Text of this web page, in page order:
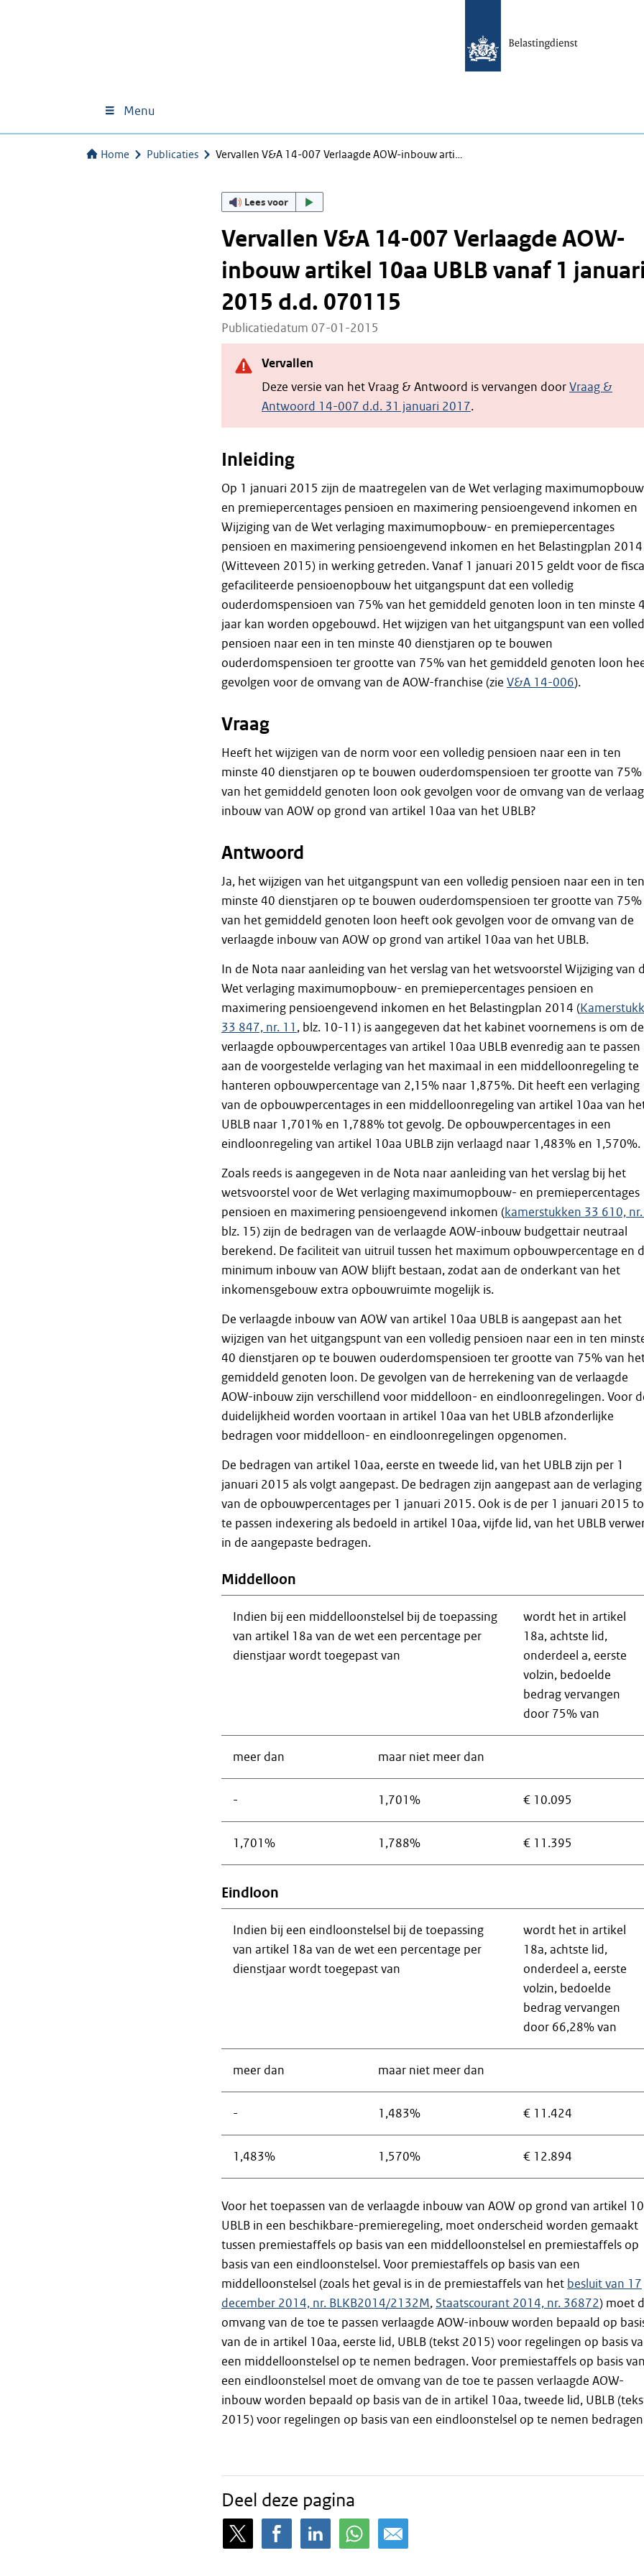
Menu
Home Publicaties Vervallen V&A 14-007 Verlaagde AOW-inbouw arti…
Lees voor
Vervallen V&A 14-007 Verlaagde AOW-
inbouw artikel 10aa UBLB vanaf 1
2015 d.d. 070115
Publicatiedatum 07-01-2015
Vervallen
Deze versie van het Vraag & Antwoord is vervangen doorVraag &
Antwoord 14-007 d.d. 31 januari 2017.
Inleiding
Op 1 januari 2015 zijn de maatregelen van de Wet verlaging
en premiepercentages pensioen en maximering pensioengevend inkomen en
Wijziging van de Wet verlaging maximumopbouw- en premiepercentages
pensioen en maximering pensioengevend inkomen en het Belastingplan 2014
(Witteveen 2015) in werking getreden. Vanaf 1 januari 2015 geldt voor de
gefaciliteerde pensioenopbouw het uitgangspunt dat een volledig
ouderdomspensioen van 75% van het gemiddeld genoten loon in ten minste
jaar kan worden opgebouwd. Het wijzigen van het uitgangspunt van een
pensioen naar een in ten minste 40 dienstjaren op te bouwen
ouderdomspensioen ter grootte van 75% van het gemiddeld genoten loon
gevolgen voor de omvang van de AOW-franchise (zie V&A 14-006).
Vraag
Heeft het wijzigen van de norm voor een volledig pensioen naar een in ten
minste 40 dienstjaren op te bouwen ouderdomspensioen ter grootte van 75%
van het gemiddeld genoten loon ook gevolgen voor de omvang van de
inbouw van AOW op grond van artikel 10aa van het UBLB?
Antwoord
Ja, het wijzigen van het uitgangspunt van een volledig pensioen naar een in ten
minste 40 dienstjaren op te bouwen ouderdomspensioen ter grootte van 75%
van het gemiddeld genoten loon heeft ook gevolgen voor de omvang van de
verlaagde inbouw van AOW op grond van artikel 10aa van het UBLB.
In de Nota naar aanleiding van het verslag van het wetsvoorstel Wijziging van
Wet verlaging maximumopbouw- en premiepercentages pensioen en
maximering pensioengevend inkomen en het Belastingplan 2014 (
33 847, nr. 11 , blz. 10-11) is aangegeven dat het kabinet voornemens is om de
verlaagde opbouwpercentages van artikel 10aa UBLB evenredig aan te passen
aan de voorgestelde verlaging van het maximaal in een middelloonregeling te
hanteren opbouwpercentage van 2,15% naar 1,875%. Dit heeft een verlaging
van de opbouwpercentages in een middelloonregeling van artikel 10aa van
UBLB naar 1,701% en 1,788% tot gevolg. De opbouwpercentages in een
eindloonregeling van artikel 10aa UBLB zijn verlaagd naar 1,483% en 1,570%.
Zoals reeds is aangegeven in de Nota naar aanleiding van het verslag bij het
wetsvoorstel voor de Wet verlaging maximumopbouw- en premiepercentages
pensioen en maximering pensioengevend inkomen (kamerstukken 33 610,
blz. 15) zijn de bedragen van de verlaagde AOW-inbouw budgettair neutraal
berekend. De faciliteit van uitruil tussen het maximum opbouwpercentage en
minimum inbouw van AOW blijft bestaan, zodat aan de onderkant van het
inkomensgebouw extra opbouwruimte mogelijk is.
De verlaagde inbouw van AOW van artikel 10aa UBLB is aangepast aan het
wijzigen van het uitgangspunt van een volledig pensioen naar een in ten
40 dienstjaren op te bouwen ouderdomspensioen ter grootte van 75% van
gemiddeld genoten loon. De gevolgen van de herrekening van de verlaagde
AOW-inbouw zijn verschillend voor middelloon- en eindloonregelingen. Voor
duidelijkheid worden voortaan in artikel 10aa van het UBLB afzonderlijke
bedragen voor middelloon- en eindloonregelingen opgenomen.
De bedragen van artikel 10aa, eerste en tweede lid, van het UBLB zijn per 1
januari 2015 als volgt aangepast. De bedragen zijn aangepast aan de verlaging
van de opbouwpercentages per 1 januari 2015. Ook is de per 1 januari 2015
te passen indexering als bedoeld in artikel 10aa, vijfde lid, van het UBLB
in de aangepaste bedragen.
Middelloon
Indien bij een middelloonstelsel bij de toepassing
van artikel 18a van de wet een percentage per
dienstjaar wordt toegepast van
wordt het in artikel
18a, achtste lid,
onderdeel a, eerste
volzin, bedoelde
bedrag vervangen
door 75% van
meer dan maar niet meer dan
- 1,701% € 10.095
1,701% 1,788% € 11.395
Eindloon
Indien bij een eindloonstelsel bij de toepassing
van artikel 18a van de wet een percentage per
dienstjaar wordt toegepast van
wordt het in artikel
18a, achtste lid,
onderdeel a, eerste
volzin, bedoelde
bedrag vervangen
door 66,28% van
meer dan maar niet meer dan
- 1,483% € 11.424
1,483% 1,570% € 12.894
Voor het toepassen van de verlaagde inbouw van AOW op grond van artikel
UBLB in een beschikbare-premieregeling, moet onderscheid worden gemaakt
tussen premiestaffels op basis van een middelloonstelsel en premiestaffels op
basis van een eindloonstelsel. Voor premiestaffels op basis van een
middelloonstelsel (zoals het geval is in de premiestaffels van het besluit van 17
december 2014, nr. BLKB2014/2132M, Staatscourant 2014, nr. 36872) moet
omvang van de toe te passen verlaagde AOW-inbouw worden bepaald op
van de in artikel 10aa, eerste lid, UBLB (tekst 2015) voor regelingen op basis
een middelloonstelsel op te nemen bedragen. Voor premiestaffels op basis
een eindloonstelsel moet de omvang van de toe te passen verlaagde AOW-
inbouw worden bepaald op basis van de in artikel 10aa, tweede lid, UBLB
2015) voor regelingen op basis van een eindloonstelsel op te nemen
Deel deze pagina